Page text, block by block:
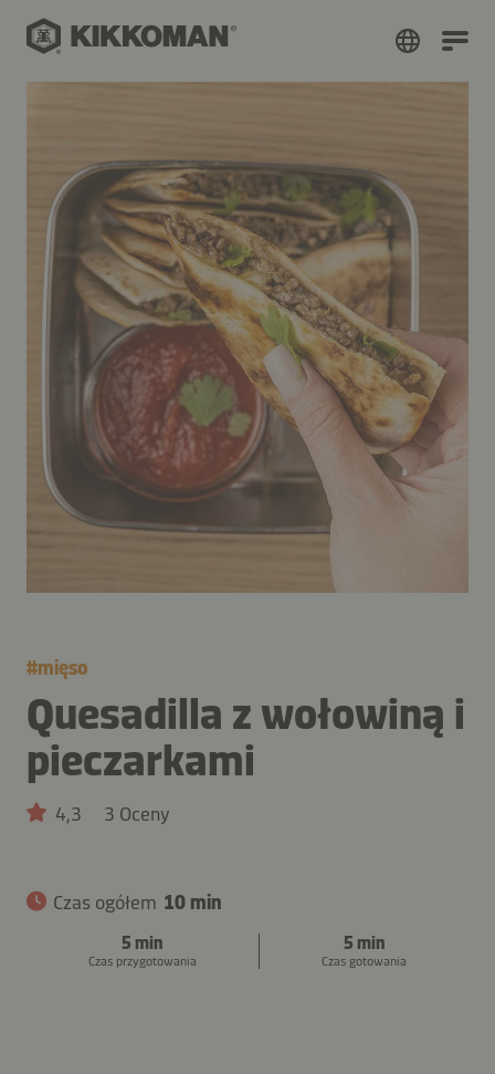
#mięso
Quesadilla z wołowiną i
pieczarkami
4,3 3 Oceny
Czas ogółem 10 min
5 min
Czas przygotowania
5 min
Czas gotowania